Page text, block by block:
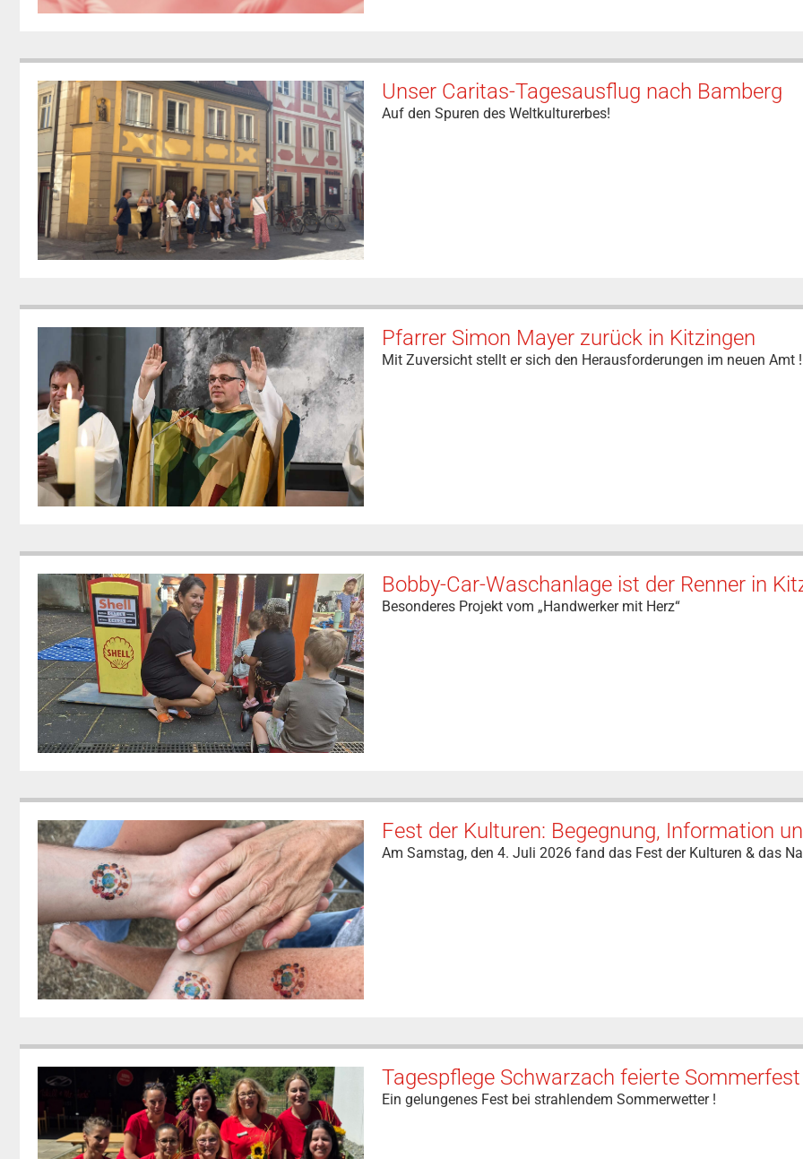
Unser Caritas-Tagesausflug nach Bamberg
Auf den Spuren des Weltkulturerbes!
Pfarrer Simon Mayer zurück in Kitzingen
Mit Zuversicht stellt er sich den Herausforderungen im neuen Amt !
Bobby-Car-Waschanlage ist der Renner in
Besonderes Projekt vom „Handwerker mit Herz“
Fest der Kulturen: Begegnung, Information
Am Samstag, den 4. Juli 2026 fand das Fest der Kulturen & das
Tagespflege Schwarzach feierte
Ein gelungenes Fest bei strahlendem Sommerwetter !